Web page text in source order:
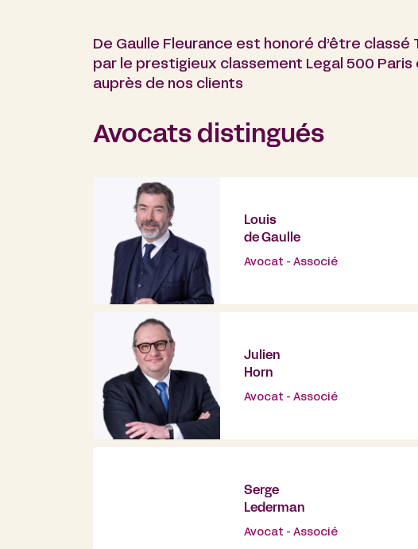
De Gaulle Fleurance est honoré d’être
par le prestigieux classement Legal 500
auprès de nos clients
Avocats distingués
Louis
de Gaulle
Avocat - Associé
Julien
Horn
Avocat - Associé
Serge
Lederman
Avocat - Associé